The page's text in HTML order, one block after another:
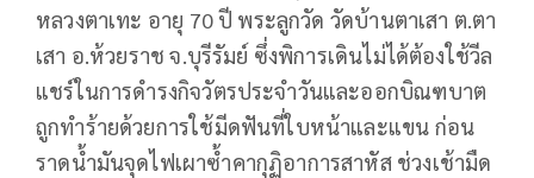
หลวงตาเทะ อายุ 70 ปี พระลูกวัด วัดบ้านตาเสา ต.ตา
เสา อ.ห้วยราช จ.บุรีรัมย์ ซึ่งพิการเดินไม่ได้ต้องใช้วีล
แชร์ในการดำรงกิจวัตรประจำวันและออกบิณฑบาต
ถูกทำร้ายด้วยการใช้มีดฟันที่ใบหน้าและแขน ก่อน
ราดน้ำมันจุดไฟเผาซ้ำคากุฏิอาการสาหัส ช่วงเช้ามืด